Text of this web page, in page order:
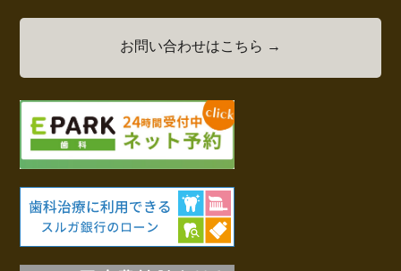
お問い合わせはこちら →